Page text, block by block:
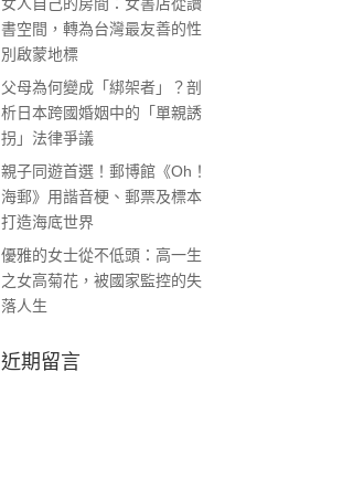
女人自己的房間：女書店從讀
書空間，轉為台灣最友善的性
別啟蒙地標
父母為何變成「綁架者」？剖
析日本跨國婚姻中的「單親誘
拐」法律爭議
親子同遊首選！郵博館《Oh！
海郵》用諧音梗、郵票及標本
打造海底世界
優雅的女士從不低頭：高一生
之女高菊花，被國家監控的失
落人生
近期留言